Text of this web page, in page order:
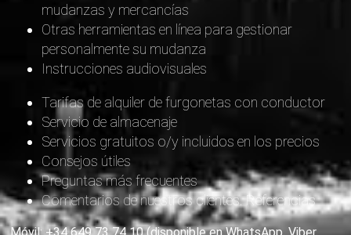
mudanzas y mercancías
Otras herramientas en línea para gestionar
personalmente su mudanza
Instrucciones audiovisuales
Tarifas de alquiler de furgonetas con conductor
Servicio de almacenaje
Servicios gratuitos o/y incluidos en los precios
Consejos útiles
Preguntas más frecuentes
Comentarios de nuestros clientes. Referencias